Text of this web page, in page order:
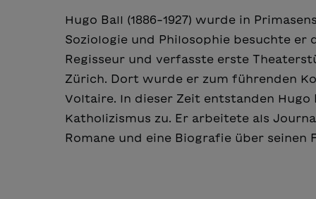
Hugo Ball (1886-1927) wurde in
Soziologie und Philosophie besuchte er
Regisseur und verfasste erste
Zürich. Dort wurde er zum führenden
Voltaire. In dieser Zeit entstanden Hugo
Katholizismus zu. Er arbeitete als
Romane und eine Biografie über seinen